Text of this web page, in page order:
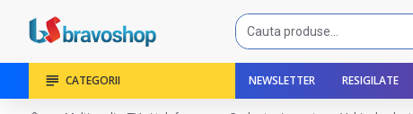
CATEGORII NEWSLETTER RESIGILATE